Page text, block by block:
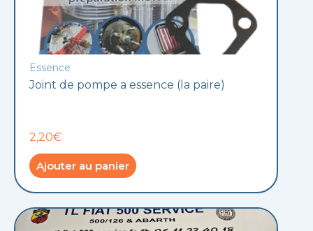
Essence
Joint de pompe a essence (la paire)
2,20€
Ajouter au panier